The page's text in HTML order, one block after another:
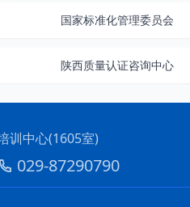
国家标准化管理委员会
陕西质量认证咨询中心
训中心(1605室)
029-87290790